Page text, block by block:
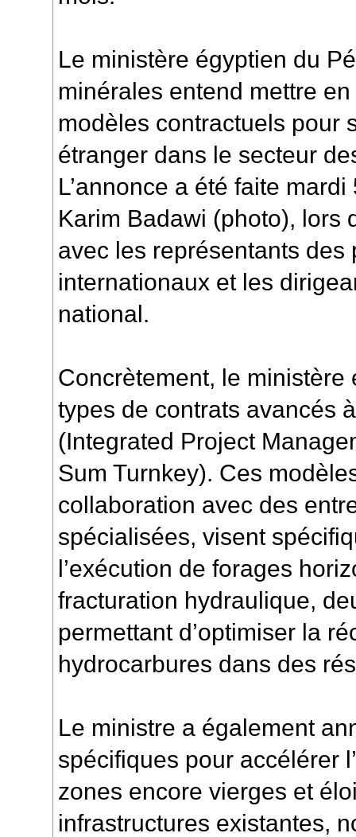
Le ministère égyptien du
minérales entend mettre
modèles contractuels pour
étranger dans le secteur
L’annonce a été faite
Karim Badawi (photo), lors
avec les représentants des
internationaux et les
national.
Concrètement, le ministère
types de contrats avancés
(Integrated Project
Sum Turnkey). Ces
collaboration avec des
spécialisées, visent
l’exécution de forages
fracturation hydraulique,
permettant d’optimiser la
hydrocarbures dans des
Le ministre a également
spécifiques pour accélérer
zones encore vierges et
infrastructures existantes,